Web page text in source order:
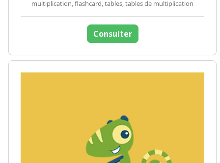
multiplication, flashcard, tables, tables de multiplication
Consulter